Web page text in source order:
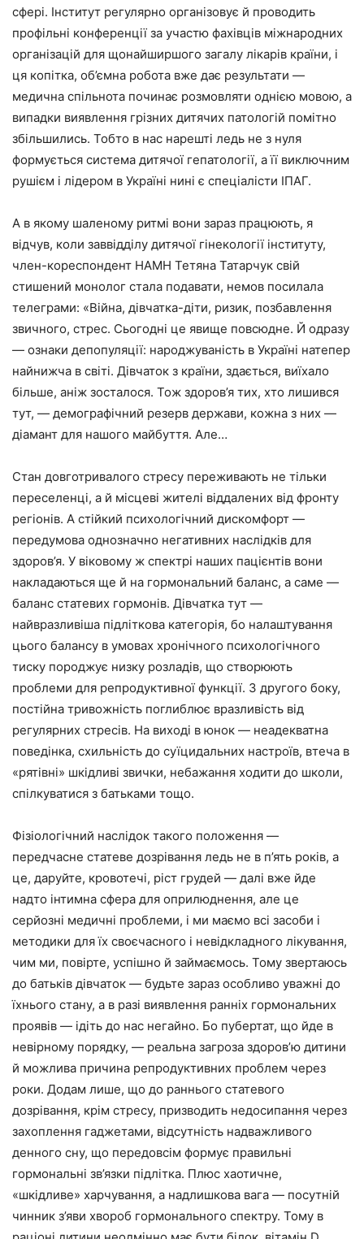
сфері. Інститут регулярно організовує й проводить
профільні конференції за участю фахівців міжнародних
організацій для щонайширшого загалу лікарів країни, і
ця копітка, об’ємна робота вже дає результати —
медична спільнота починає розмовляти однією мовою, а
випадки виявлення грізних дитячих патологій помітно
збільшились. Тобто в нас нарешті ледь не з нуля
формується система дитячої гепатології, а її виключним
рушієм і лідером в Україні нині є спеціалісти ІПАГ.
А в якому шаленому ритмі вони зараз працюють, я
відчув, коли заввідділу дитячої гінекології інституту,
член-кореспондент НАМН Тетяна Татарчук свій
стишений монолог стала подавати, немов посилала
телеграми: «Війна, дівчатка-діти, ризик, позбавлення
звичного, стрес. Сьогодні це явище повсюдне. Й одразу
— ознаки депопуляції: народжуваність в Україні натепер
найнижча в світі. Дівчаток з країни, здається, виїхало
більше, аніж зосталося. Тож здоров’я тих, хто лишився
тут, — демографічний резерв держави, кожна з них —
діамант для нашого майбуття. Але…
Стан довготривалого стресу переживають не тільки
переселенці, а й місцеві жителі віддалених від фронту
регіонів. А стійкий психологічний дискомфорт —
передумова однозначно негативних наслідків для
здоров’я. У віковому ж спектрі наших пацієнтів вони
накладаються ще й на гормональний баланс, а саме —
баланс статевих гормонів. Дівчатка тут —
найвразливіша підліткова категорія, бо налаштування
цього балансу в умовах хронічного психологічного
тиску породжує низку розладів, що створюють
проблеми для репродуктивної функції. З другого боку,
постійна тривожність поглиблює вразливість від
регулярних стресів. На виході в юнок — неадекватна
поведінка, схильність до суїцидальних настроїв, втеча в
«рятівні» шкідливі звички, небажання ходити до школи,
спілкуватися з батьками тощо.
Фізіологічний наслідок такого положення —
передчасне статеве дозрівання ледь не в п’ять років, а
це, даруйте, кровотечі, ріст грудей — далі вже йде
надто інтимна сфера для оприлюднення, але це
серйозні медичні проблеми, і ми маємо всі засоби і
методики для їх своєчасного і невідкладного лікування,
чим ми, повірте, успішно й займаємось. Тому звертаюсь
до батьків дівчаток — будьте зараз особливо уважні до
їхнього стану, а в разі виявлення ранніх гормональних
проявів — ідіть до нас негайно. Бо пубертат, що йде в
невірному порядку, — реальна загроза здоров’ю дитини
й можлива причина репродуктивних проблем через
роки. Додам лише, що до раннього статевого
дозрівання, крім стресу, призводить недосипання через
захоплення гаджетами, відсутність надважливого
денного сну, що передовсім формує правильні
гормональні зв’язки підлітка. Плюс хаотичне,
«шкідливе» харчування, а надлишкова вага — посутній
чинник з’яви хвороб гормонального спектру. Тому в